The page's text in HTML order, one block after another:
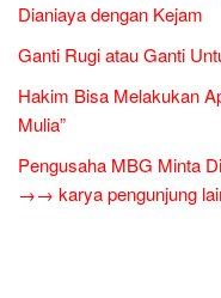
Dianiaya dengan Kejam
Ganti Rugi atau Ganti
Hakim Bisa Melakukan
Mulia”
Pengusaha MBG Minta
→→ karya pengunjung